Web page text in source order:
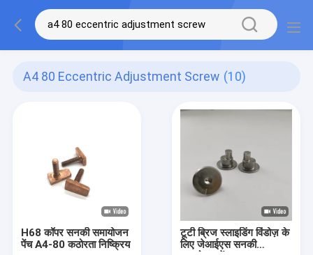
A4 80 Eccentric Adjustment Screw (10)
H68 कॉपर सनकी समायोजन
पेंच A4-80 कठोरता निष्क्रिय
टूटी ब्रिज स्लाइडिंग विंडोज़ के
लिए जेआईएस सनकी